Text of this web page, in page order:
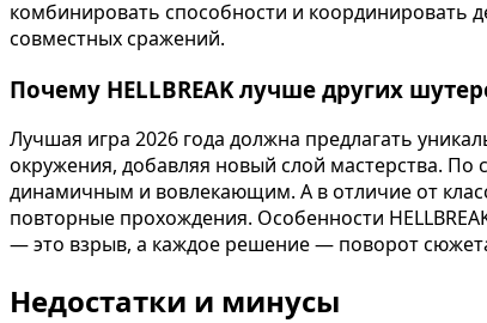
комбинировать способности и координировать
совместных сражений.
Почему HELLBREAK лучше других
Лучшая игра 2026 года должна предлагать
окружения, добавляя новый слой мастерства.
динамичным и вовлекающим. А в отличие от
повторные прохождения. Особенности
— это взрыв, а каждое решение — поворот
Недостатки и минусы